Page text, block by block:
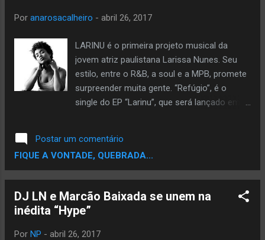
Latif Produção e Redes Sociais: Henrique
Por anarosacalheiro - abril 26, 2017
LARINU é o primeira projeto musical da
jovem atriz paulistana Larissa Nunes. Seu
estilo, entre o R&B, a soul e a MPB, promete
surpreender muita gente. “Refúgio”, é o
single do EP “Larinu”, que será lançado em
Records, LARINU ,se apresentar: “ Comecei
muito cedo fazendo música, mas só
comecei a compor aos 15 anos, quando
tocando clarinete. Sempre fui influenciada
pela Soul Music, o Funk dos anos 70/80 e
minha mãe me apresentou muitos artistas.
Postar um comentário
FIQUE A VONTADE, QUEBRADA...
DJ LN e Marcão Baixada se unem na
inédita “Hype”
Por NP - abril 26, 2017